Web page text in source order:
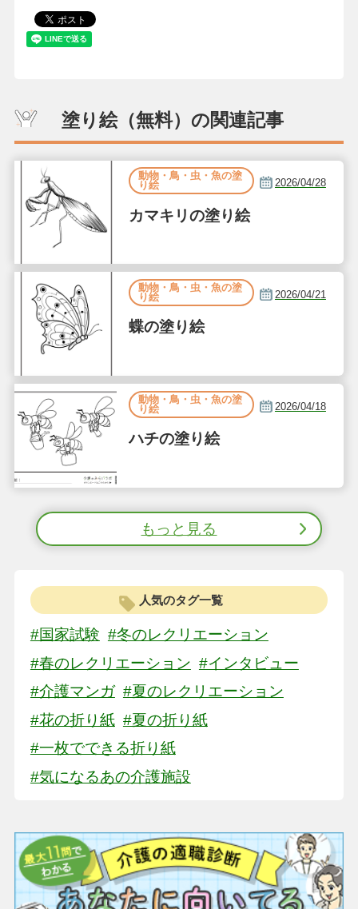
塗り絵（無料）の関連記事
動物・鳥・虫・魚の塗
り絵
2026/04/28
カマキリの塗り絵
動物・鳥・虫・魚の塗
り絵
2026/04/21
蝶の塗り絵
動物・鳥・虫・魚の塗
り絵
2026/04/18
ハチの塗り絵
もっと見る
人気のタグ一覧
#国家試験 #冬のレクリエーション
#春のレクリエーション #インタビュー
#介護マンガ #夏のレクリエーション
#花の折り紙 #夏の折り紙
#一枚でできる折り紙
#気になるあの介護施設